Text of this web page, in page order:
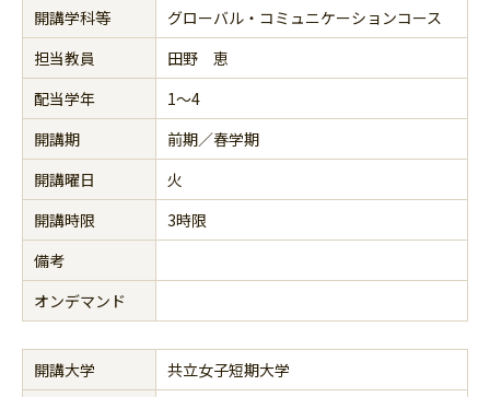
開講学科等
グローバル・コミュニケーションコース
担当教員
田野 恵
配当学年
1～4
開講期
前期／春学期
開講曜日
火
開講時限
3時限
備考
オンデマンド
開講大学
共立女子短期大学